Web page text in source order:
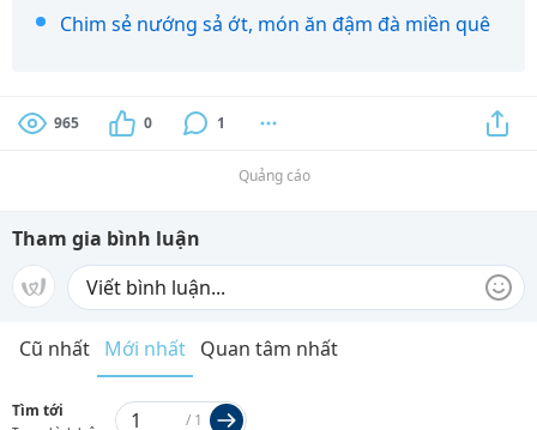
Chim sẻ nướng sả ớt, món ăn đậm đà miền quê
965 0 1
Quảng cáo
Tham gia bình luận
Cũ nhất Mới nhất Quan tâm nhất
Tìm tới / 1